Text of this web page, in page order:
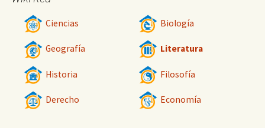
Ciencias Biología
Geografía Literatura
Historia Filosofía
Derecho Economía